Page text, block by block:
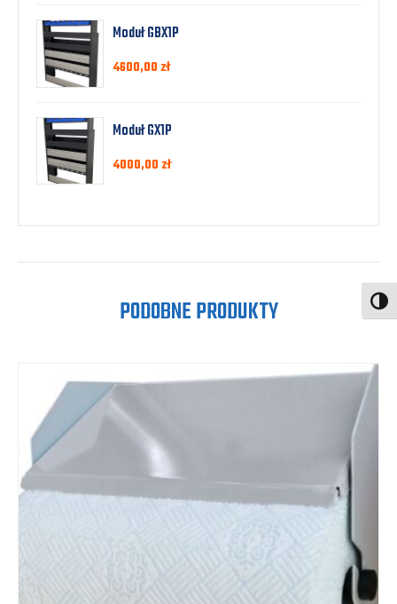
Moduł GBX1P
4600,00 zł
Moduł GX1P
4000,00 zł
PODOBNE PRODUKTY